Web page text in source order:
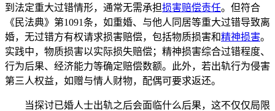
到法定重大过错情形，通常无需承担损害赔偿责任。但符合
《民法典》第1091条，如重婚、与他人同居等重大过错导致离
婚，无过错方有权请求损害赔偿，包括物质损害和精神损害。
实践中，物质损害以实际损失赔偿；精神损害综合过错程度、
行为后果、经济能力等确定赔偿数额。此外，若出轨行为侵害
第三人权益，如赠与情人财物，配偶可要求返还。
当探讨已婚人士出轨之后会面临什么后果，这不仅仅局限